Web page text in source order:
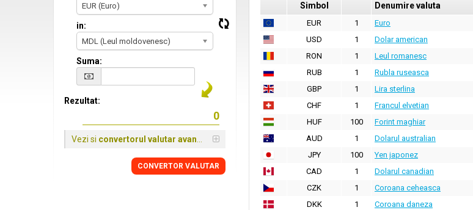
Simbol Denumire valuta
EUR 1 Euro
USD
1 Dolar american
RON
1 Leul romanesc
RUB
1 Rubla ruseasca
GBP
1 Lira sterlina
CHF
1 Francul elvetian
HUF
100 Forint maghiar
AUD
1 Dolarul australian
JPY
100 Yen japonez
CAD
1 Dolarul canadian
CZK
1 Coroana ceheasca
DKK
1 Coroana daneza
EUR (Euro)
in:
MDL (Leul moldovenesc)
Suma:
Rezultat:
Vezi si convertorul valutar avansat
CONVERTOR VALUTAR